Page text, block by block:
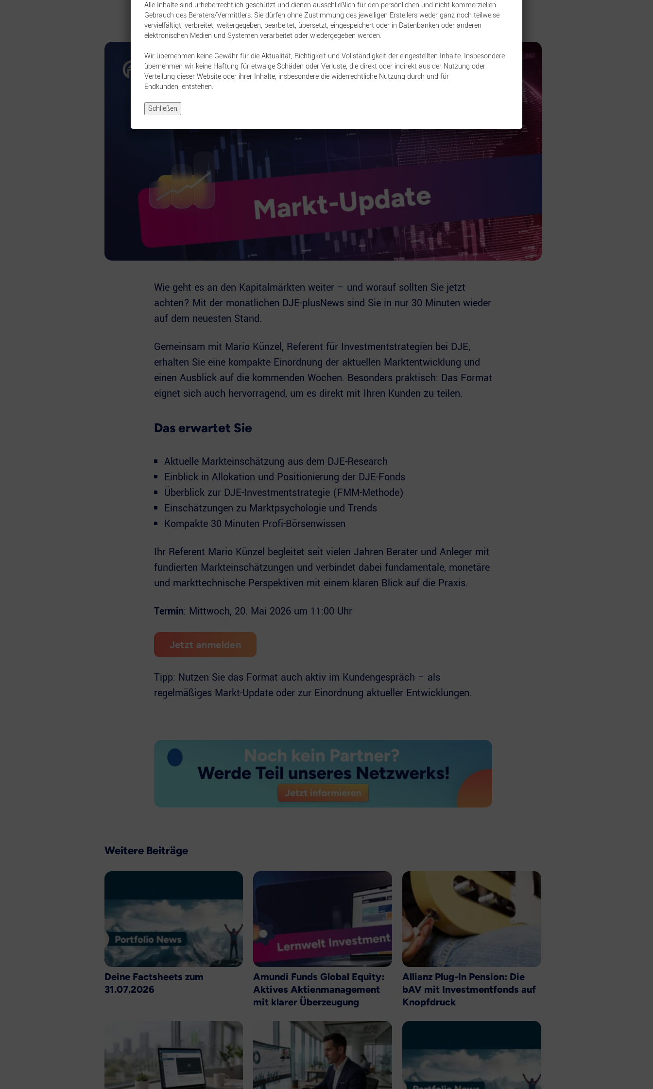
19. Mai 2026
Eine Vertriebsinformation von: DJE Kapital AG
Wie geht es an den Kapitalmärkten weiter – und worauf sollten Sie jetzt
achten? Mit der monatlichen DJE-plusNews sind Sie in nur 30 Minuten wieder
auf dem neuesten Stand.
Gemeinsam mit Mario Künzel, Referent für Investmentstrategien bei DJE,
erhalten Sie eine kompakte Einordnung der aktuellen Marktentwicklung und
einen Ausblick auf die kommenden Wochen. Besonders praktisch: Das Format
eignet sich auch hervorragend, um es direkt mit Ihren Kunden zu teilen.
Das erwartet Sie
Aktuelle Markteinschätzung aus dem DJE-Research
Einblick in Allokation und Positionierung der DJE-Fonds
Überblick zur DJE-Investmentstrategie (FMM-Methode)
Einschätzungen zu Marktpsychologie und Trends
Kompakte 30 Minuten Profi-Börsenwissen
Ihr Referent Mario Künzel begleitet seit vielen Jahren Berater und Anleger mit
fundierten Markteinschätzungen und verbindet dabei fundamentale, monetäre
und markttechnische Perspektiven mit einem klaren Blick auf die Praxis.
Termin: Mittwoch, 20. Mai 2026 um 11:00 Uhr
Jetzt anmelden
Tipp: Nutzen Sie das Format auch aktiv im Kundengespräch – als
regelmäßiges Markt-Update oder zur Einordnung aktueller Entwicklungen.
Weitere Beiträge
Deine Factsheets zum
31.07.2026
Amundi Funds Global Equity:
Aktives Aktienmanagement
mit klarer Überzeugung
Allianz Plug-In Pension: Die
bAV mit Investmentfonds auf
Knopfdruck
Alle Inhalte sind urheberrechtlich geschützt und dienen ausschließlich für den persönlichen und nicht kommerziellen
Gebrauch des Beraters/Vermittlers. Sie dürfen ohne Zustimmung des jeweiligen Erstellers weder ganz noch teilweise
vervielfältigt, verbreitet, weitergegeben, bearbeitet, übersetzt, eingespeichert oder in Datenbanken oder anderen
elektronischen Medien und Systemen verarbeitet oder wiedergegeben werden.
Wir übernehmen keine Gewähr für die Aktualität, Richtigkeit und Vollständigkeit der eingestellten Inhalte. Insbesondere
übernehmen wir keine Haftung für etwaige Schäden oder Verluste, die direkt oder indirekt aus der Nutzung oder
Verteilung dieser Website oder ihrer Inhalte, insbesondere die widerrechtliche Nutzung durch und für
Endkunden, entstehen.
Schließen